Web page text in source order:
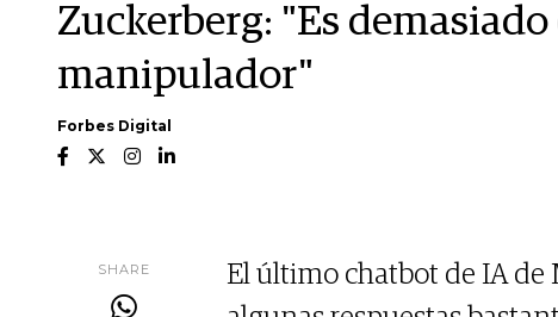
Zuckerberg: "Es
manipulador"
Forbes Digital
SHARE
El último chatbot de IA de